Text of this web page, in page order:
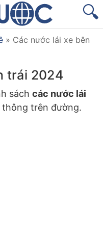
🔍
» Các nước lái xe bên
trái 2024
sách các nước lái
thông trên đường.